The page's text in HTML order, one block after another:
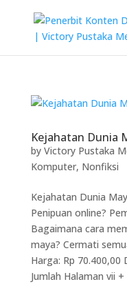
Kejahatan Dunia
by Victory Pustaka
Komputer, Nonfiksi
Kejahatan Dunia
Penipuan online?
Bagaimana cara
maya? Cermati
Harga: Rp
Jumlah Halaman vii +